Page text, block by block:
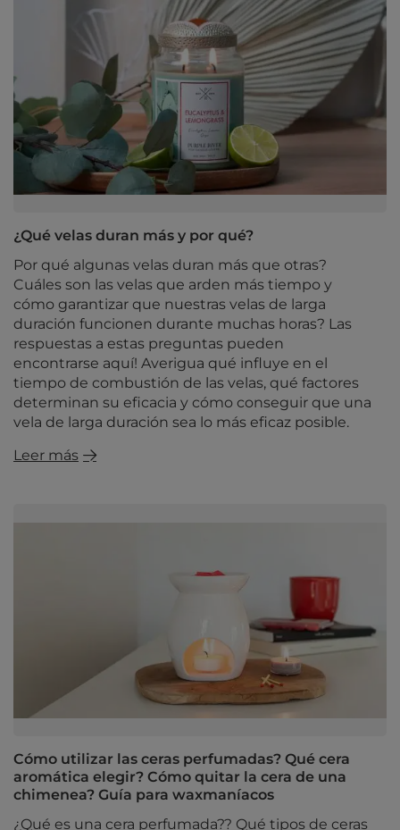
¿Qué velas duran más y por qué?
Por qué algunas velas duran más que otras?
Cuáles son las velas que arden más tiempo y
cómo garantizar que nuestras velas de larga
duración funcionen durante muchas horas? Las
respuestas a estas preguntas pueden
encontrarse aquí! Averigua qué influye en el
tiempo de combustión de las velas, qué factores
determinan su eficacia y cómo conseguir que una
vela de larga duración sea lo más eficaz posible.
Leer más
Cómo utilizar las ceras perfumadas? Qué cera
aromática elegir? Cómo quitar la cera de una
chimenea? Guía para waxmaníacos
¿Qué es una cera perfumada?? Qué tipos de ceras